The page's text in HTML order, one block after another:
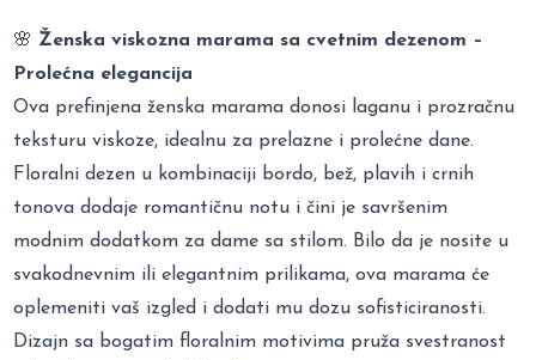
🌸 Ženska viskozna marama sa cvetnim dezenom –
Prolećna elegancija
Ova prefinjena ženska marama donosi laganu i prozračnu
teksturu viskoze, idealnu za prelazne i prolećne dane.
Floralni dezen u kombinaciji bordo, bež, plavih i crnih
tonova dodaje romantičnu notu i čini je savršenim
modnim dodatkom za dame sa stilom. Bilo da je nosite u
svakodnevnim ili elegantnim prilikama, ova marama će
oplemeniti vaš izgled i dodati mu dozu sofisticiranosti.
Dizajn sa bogatim floralnim motivima pruža svestranost